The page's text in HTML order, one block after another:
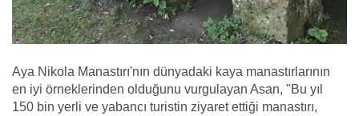
Aya Nikola Manastırı'nın dünyadaki kaya manastırlarının
en iyi örneklerinden olduğunu vurgulayan Asan, "Bu yıl
150 bin yerli ve yabancı turistin ziyaret ettiği manastırı,